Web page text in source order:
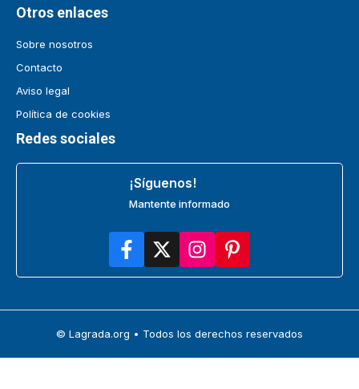
Otros enlaces
Sobre nosotros
Contacto
Aviso legal
Política de cookies
Redes sociales
¡Síguenos!
Mantente informado
© Lagrada.org • Todos los derechos reservados